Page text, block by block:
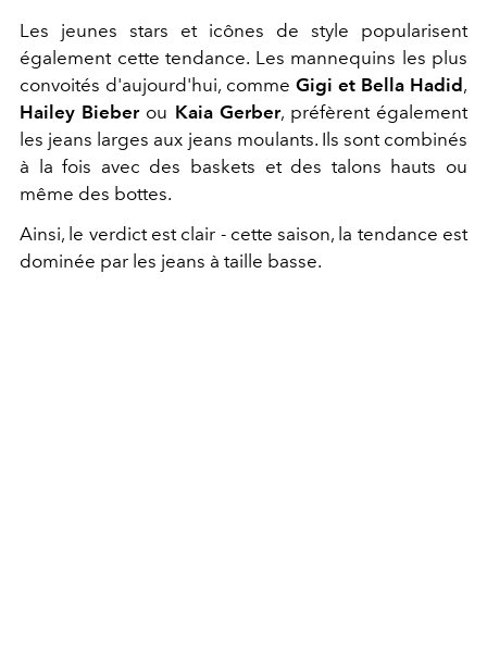
Les jeunes stars et icônes de style popularisent
également cette tendance. Les mannequins les plus
convoités d'aujourd'hui, comme Gigi et Bella Hadid ,
Hailey Bieberou Kaia Gerber, préfèrent également
les jeans larges aux jeans moulants. Ils sont combinés
à la fois avec des baskets et des talons hauts ou
même des bottes.
Ainsi, le verdict est clair - cette saison, la tendance est
dominée par les jeans à taille basse.